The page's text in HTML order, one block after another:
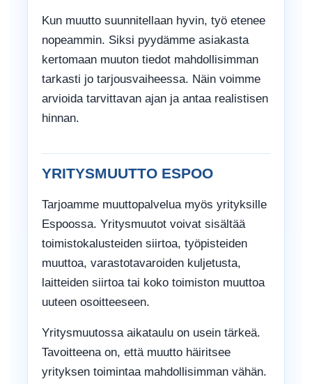
Kun muutto suunnitellaan hyvin, työ etenee
nopeammin. Siksi pyydämme asiakasta
kertomaan muuton tiedot mahdollisimman
tarkasti jo tarjousvaiheessa. Näin voimme
arvioida tarvittavan ajan ja antaa realistisen
hinnan.
YRITYSMUUTTO ESPOO
Tarjoamme muuttopalvelua myös yrityksille
Espoossa. Yritysmuutot voivat sisältää
toimistokalusteiden siirtoa, työpisteiden
muuttoa, varastotavaroiden kuljetusta,
laitteiden siirtoa tai koko toimiston muuttoa
uuteen osoitteeseen.
Yritysmuutossa aikataulu on usein tärkeä.
Tavoitteena on, että muutto häiritsee
yrityksen toimintaa mahdollisimman vähän.